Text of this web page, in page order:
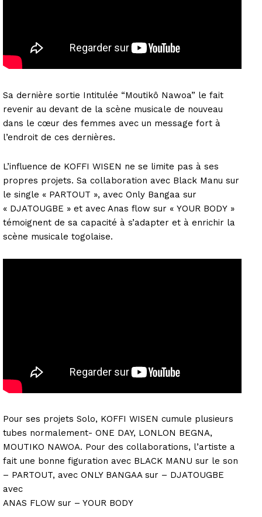
Sa dernière sortie Intitulée “Moutikô Nawoa” le fait
revenir au devant de la scène musicale de nouveau
dans le cœur des femmes avec un message fort à
l’endroit de ces dernières.
L’influence de KOFFI WISEN ne se limite pas à ses
propres projets. Sa collaboration avec Black Manu sur
le single « PARTOUT », avec Only Bangaa sur
« DJATOUGBE » et avec Anas flow sur « YOUR BODY »
témoignent de sa capacité à s’adapter et à enrichir la
scène musicale togolaise.
Pour ses projets Solo, KOFFI WISEN cumule plusieurs
tubes normalement- ONE DAY, LONLON BEGNA,
MOUTIKO NAWOA. Pour des collaborations, l’artiste a
fait une bonne figuration avec BLACK MANU sur le son
– PARTOUT, avec ONLY BANGAA sur – DJATOUGBE
avec
ANAS FLOW sur – YOUR BODY